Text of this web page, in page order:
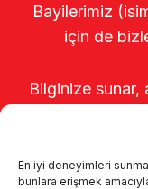
En iyi deneyimleri
bunlara erişmek
Bayilerimiz
için de
Bilginize sunar,